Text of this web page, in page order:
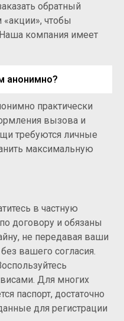
обратный
чтобы
Наша компания имеет
анонимно?
практически
вызова и
требуются личные
максимальную
в частную
договору и обязаны
не передавая ваши
вашего согласия.
Для многих
паспорт, достаточно
для регистрации